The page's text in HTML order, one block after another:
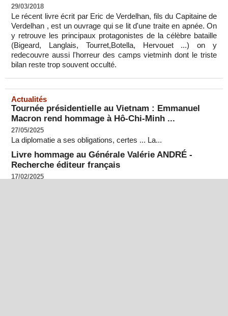
29/03/2018
Le récent livre écrit par Eric de Verdelhan, fils du Capitaine de
Verdelhan , est un ouvrage qui se lit d'une traite en apnée. On
y retrouve les principaux protagonistes de la célèbre bataille
(Bigeard, Langlais, Tourret,Botella, Hervouet ...) on y
redecouvre aussi l'horreur des camps vietminh dont le triste
bilan reste trop souvent occulté.
Actualités
Tournée présidentielle au Vietnam : Emmanuel
Macron rend hommage à Hô-Chi-Minh ...
27/05/2025
La diplomatie a ses obligations, certes ... La...
Livre hommage au Générale Valérie ANDRÉ -
Recherche éditeur français
17/02/2025